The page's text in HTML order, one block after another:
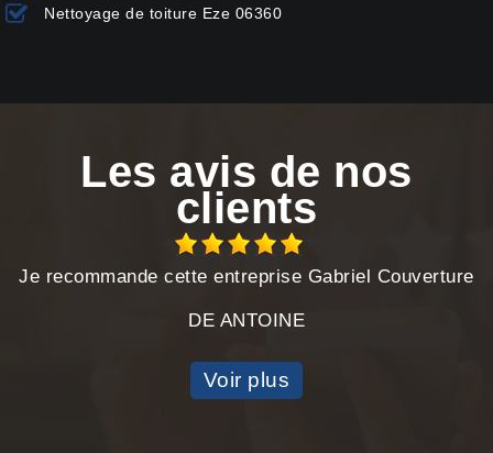
Nettoyage de toiture Eze 06360
Les avis de nos
clients
Je recommande cette entreprise Gabriel Couverture
DE ANTOINE
Voir plus